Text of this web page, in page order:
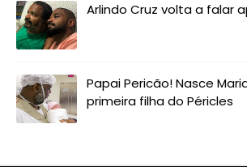
Arlindo Cruz volta a falar
Papai Pericão! Nasce
primeira filha do Péricles